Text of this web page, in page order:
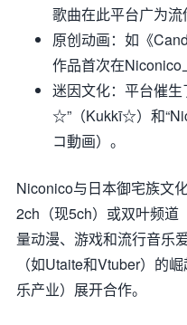
歌曲在此平台广为流
原创动画：如《
作品首次在Niconico
迷因文化：平台催
☆”（Kukkī☆）和
コ動画）。
Niconico与日本御宅族文
2ch（现5ch）或双叶频道
量动漫、游戏和流行音乐
（如Utaite和Vtuber）的
乐产业）展开合作。